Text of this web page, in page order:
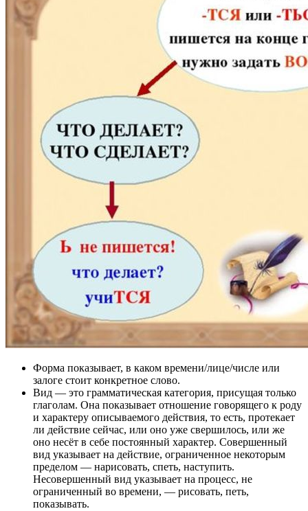
Форма показывает, в каком времени/лице/числе или
залоге стоит конкретное слово.
Вид — это грамматическая категория, присущая только
глаголам. Она показывает отношение говорящего к роду
и характеру описываемого действия, то есть, протекает
ли действие сейчас, или оно уже свершилось, или же
оно несёт в себе постоянный характер. Совершенный
вид указывает на действие, ограниченное некоторым
пределом — нарисовать, спеть, наступить.
Несовершенный вид указывает на процесс, не
ограниченный во времени, — рисовать, петь,
показывать.